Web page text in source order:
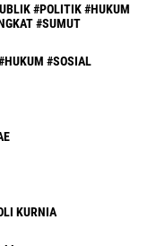
#POLITIK #HUKUM
#SUMUT
#SOSIAL
KURNIA